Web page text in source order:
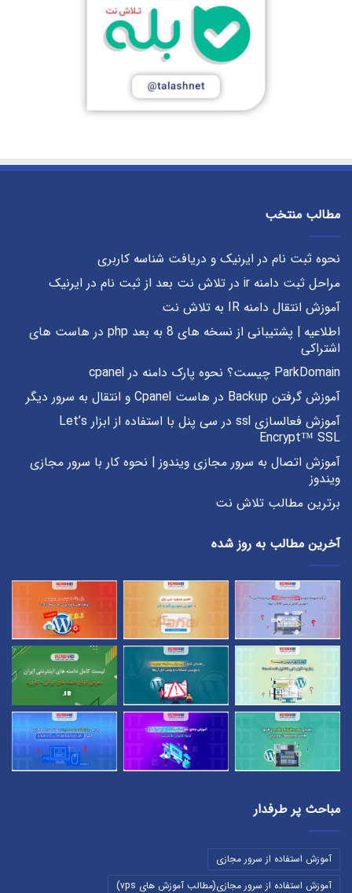
مطالب منتخب
نحوه ثبت نام در ایرنیک و دریافت شناسه کاربری
مراحل ثبت دامنه ir در تلاش نت بعد از ثبت نام در ایرنیک
آموزش انتقال دامنه IR به تلاش نت
اطلاعیه | پشتیبانی از نسخه های 8 به بعد php در هاست های
اشتراکی
ParkDomain چیست؟ نحوه پارک دامنه در cpanel
آموزش گرفتن Backup در هاست Cpanel و انتقال به سرور دیگر
آموزش فعالسازی ssl در سی پنل با استفاده از ابزار Let’s
Encrypt™ SSL
آموزش اتصال به سرور مجازی ویندوز | نحوه کار با سرور مجازی
ویندوز
برترین مطالب تلاش نت
آخرین مطالب به روز شده
مباحث پر طرفدار
آموزش استفاده از سرور مجازی
آموزش استفاده از سرور مجازی(مطالب آموزش های vps)